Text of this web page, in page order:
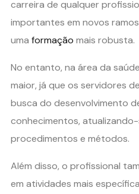
carreira de qualquer
importantes em novos
uma formação mais robusta.
No entanto, na área da
maior, já que os servidores
busca do desenvolvimento
conhecimentos,
procedimentos e métodos.
Além disso, o profissional
em atividades mais